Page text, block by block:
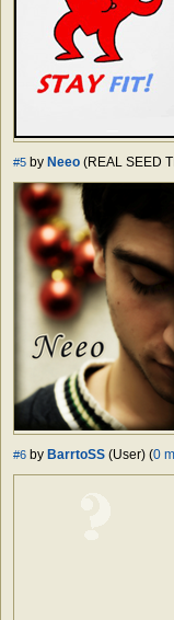
#5 by Neeo (REAL SEED
#6 by BarrtoSS (User) (0